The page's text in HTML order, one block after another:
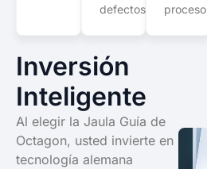
defectos
proceso
Inversión
Inteligente
Al elegir la Jaula Guía de
Octagon, usted invierte en
tecnología alemana